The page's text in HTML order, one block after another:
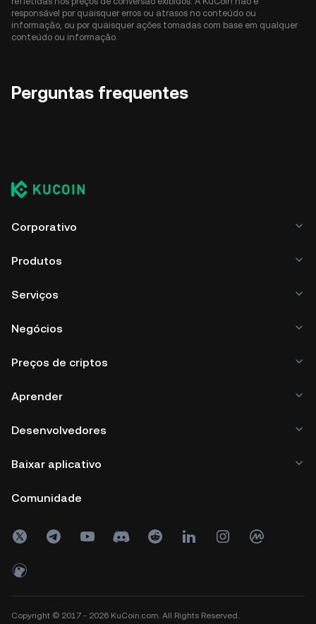
responsável por quaisquer erros ou atrasos no conteúdo ou
informação, ou por quaisquer ações tomadas com base em qualquer
conteúdo ou informação.
Perguntas frequentes
Corporativo
Produtos
Serviços
Negócios
Preços de criptos
Aprender
Desenvolvedores
Baixar aplicativo
Comunidade
Copyright © 2017 - 2026 KuCoin.com. All Rights Reserved.